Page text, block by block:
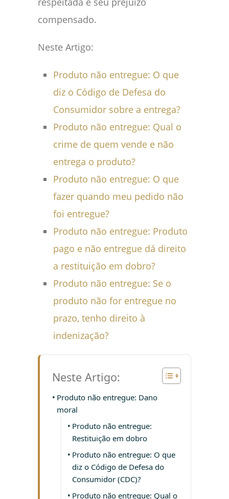
compensado.
Neste Artigo:
Produto não entregue: O que
diz o Código de Defesa do
Consumidor sobre a entrega?
Produto não entregue: Qual o
crime de quem vende e não
entrega o produto?
Produto não entregue: O que
fazer quando meu pedido não
foi entregue?
Produto não entregue: Produto
pago e não entregue dá direito
a restituição em dobro?
Produto não entregue: Se o
produto não for entregue no
prazo, tenho direito à
indenização?
Neste Artigo:
Produto não entregue: Dano
moral
Produto não entregue:
Restituição em dobro
Produto não entregue: O que
diz o Código de Defesa do
Consumidor (CDC)?
Produto não entregue: Qual o